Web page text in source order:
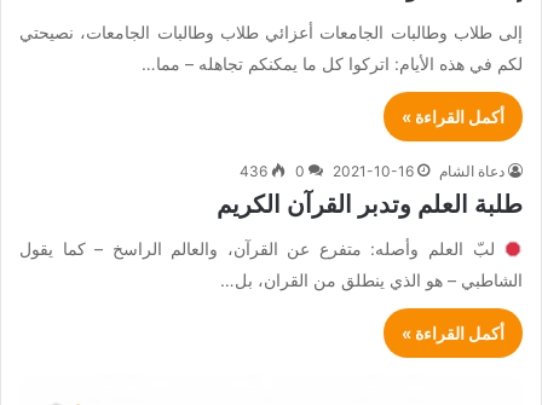
إلى طلاب وطالبات الجامعات أعزائي طلاب وطالبات الجامعات، نصيحتي
لكم في هذه الأيام: اتركوا كل ما يمكنكم تجاهله – مما…
أكمل القراءة »
دعاة الشام 2021-10-16
0
436
طلبة العلم وتدبر القرآن الكريم
لبّ العلم وأصله: متفرع عن القرآن، والعالم الراسخ – كما يقول
الشاطبي – هو الذي ينطلق من القران، بل…
أكمل القراءة »